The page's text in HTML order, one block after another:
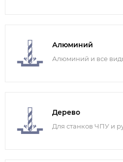
Алюминий
Алюминий и все
Дерево
Для станков ЧПУ и